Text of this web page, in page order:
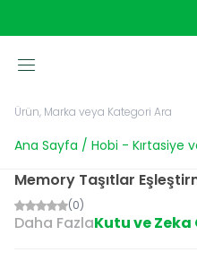
Ana Sayfa / Hobi - Kırtasiye
Memory Taşıtlar
(0)
Daha FazlaKutu ve Zeka